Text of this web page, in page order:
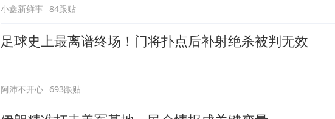
小鑫新鲜事 84跟贴
足球史上最离谱终场！门将扑点后补射绝杀被判无效
阿沛不开心 693跟贴